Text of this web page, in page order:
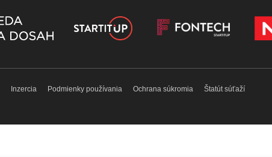
Inzercia Podmienky používania Ochrana súkromia
Štatút súťaží